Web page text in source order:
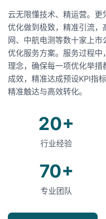
云无限懂技术、精运营。
优化做到极致，精准引流
网、中航电测等数十家上
优化服务方案。服务过程
理念，确保每一项优化举
成效，精准达成预设KPI指
精准触达与高效转化。
20+
行业经验
70+
专业团队